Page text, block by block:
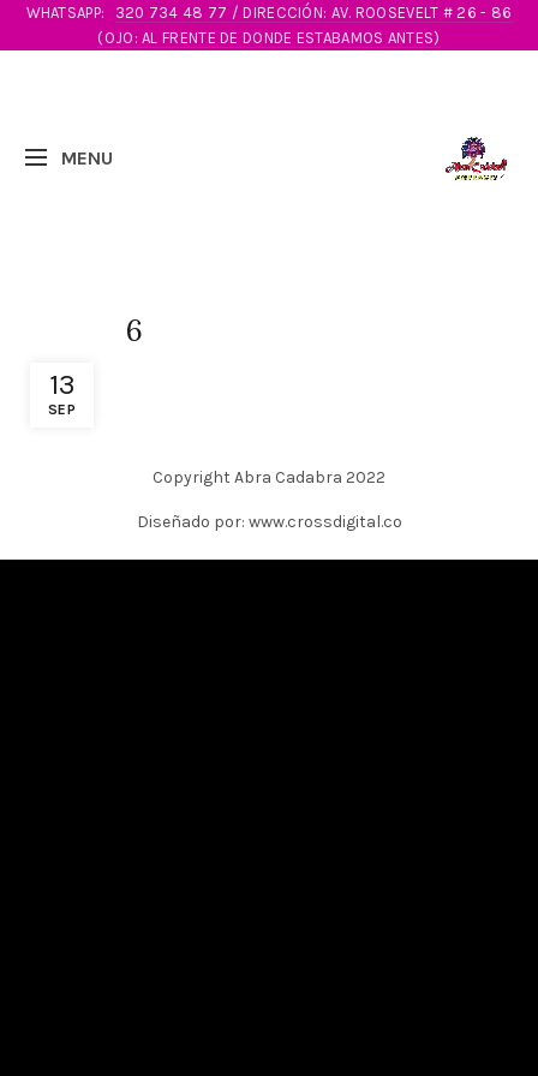
WHATSAPP:
320 734 48 77 / DIRECCIÓN: AV. ROOSEVELT # 26 - 86
(OJO: AL FRENTE DE DONDE ESTABAMOS ANTES)
13
SEP
6
Copyright Abra Cadabra 2022
Diseñado por: www.crossdigital.co